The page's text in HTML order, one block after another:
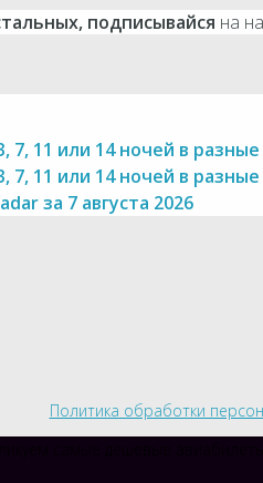
подписывайся на
11 или 14 ночей в
11 или 14 ночей в
за 7 августа 2026
Политика обработки